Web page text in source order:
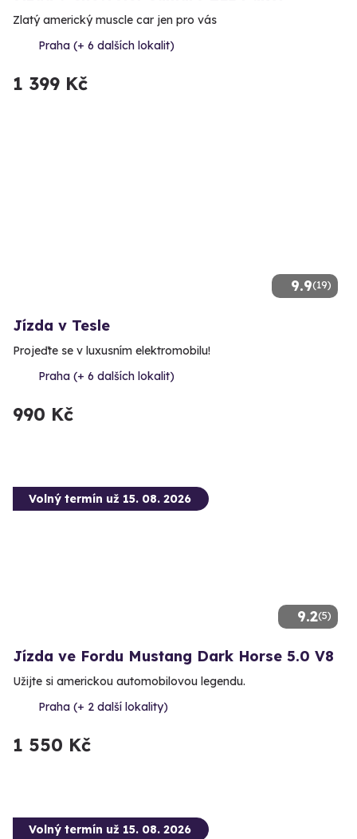
Zlatý americký muscle car jen pro vás
Praha (+ 6 dalších lokalit)
1 399 Kč
9.9(19)
Jízda v Tesle
Projeďte se v luxusním elektromobilu!
Praha (+ 6 dalších lokalit)
990 Kč
9.2(5)
Volný termín už 15. 08. 2026
Jízda ve Fordu Mustang Dark Horse 5.0 V8
Užijte si americkou automobilovou legendu.
Praha (+ 2 další lokality)
1 550 Kč
Volný termín už 15. 08. 2026